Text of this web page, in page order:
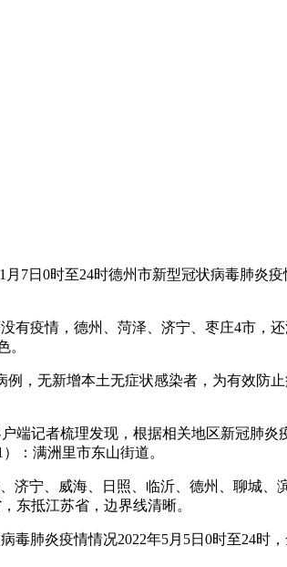
7日0时至24时德州市新型冠状病毒肺炎
有疫情，德州、菏泽、济宁、枣庄4市，
。
例，无新增本土无症状感染者，为有效
端记者梳理发现，根据相关地区新冠肺
：满洲里市东山街道。
济宁、威海、日照、临沂、德州、聊城、
东抵江苏省，边界线清晰。
毒肺炎疫情情况2022年5月5日0时至24